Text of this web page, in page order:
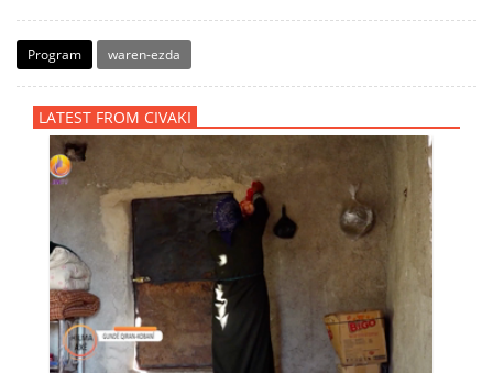
Program waren-ezda
LATEST FROM CIVAKI